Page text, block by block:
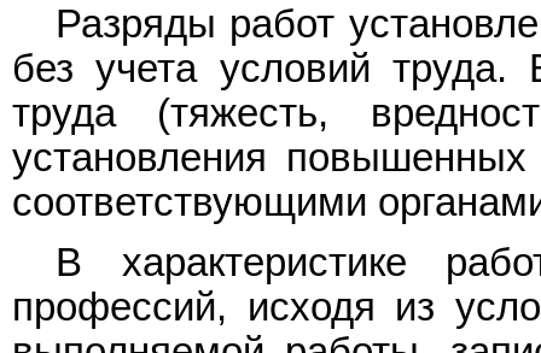
Разряды работ
без учета условий
труда (тяжесть,
установления
соответствующими
В характеристике
профессий, исходя из